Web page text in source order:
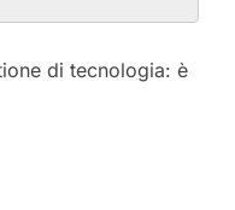
di tecnologia: è